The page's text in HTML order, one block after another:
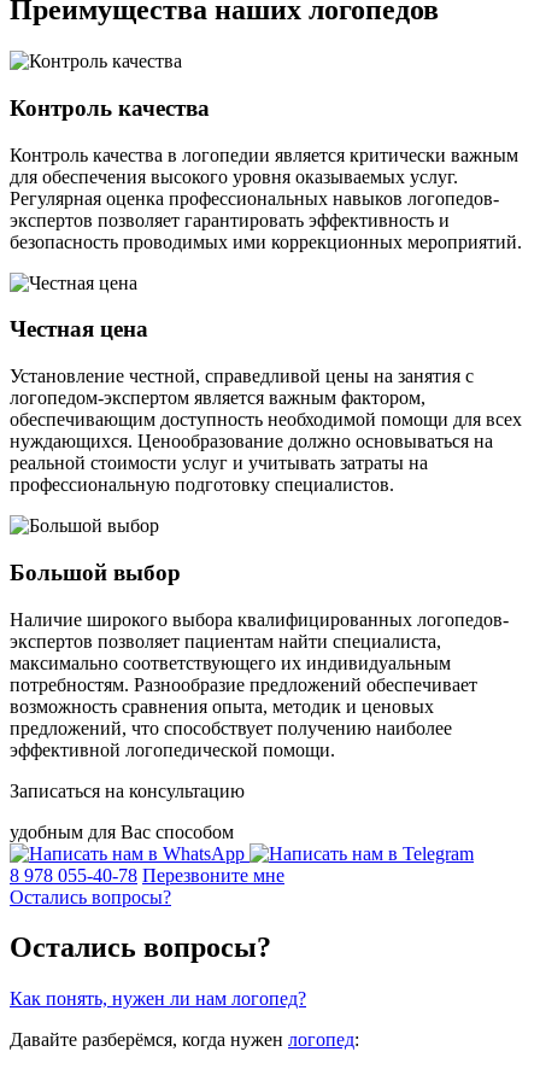
Преимущества наших логопедов
Контроль качества
Контроль качества в логопедии является критически важным
для обеспечения высокого уровня оказываемых услуг.
Регулярная оценка профессиональных навыков логопедов-
экспертов позволяет гарантировать эффективность и
безопасность проводимых ими коррекционных мероприятий.
Честная цена
Установление честной, справедливой цены на занятия с
логопедом-экспертом является важным фактором,
обеспечивающим доступность необходимой помощи для всех
нуждающихся. Ценообразование должно основываться на
реальной стоимости услуг и учитывать затраты на
профессиональную подготовку специалистов.
Большой выбор
Наличие широкого выбора квалифицированных логопедов-
экспертов позволяет пациентам найти специалиста,
максимально соответствующего их индивидуальным
потребностям. Разнообразие предложений обеспечивает
возможность сравнения опыта, методик и ценовых
предложений, что способствует получению наиболее
эффективной логопедической помощи.
Записаться на консультацию
удобным для Вас способом
8 978 055-40-78 Перезвоните мне
Остались вопросы?
Остались вопросы?
Как понять, нужен ли нам логопед?
Давайте разберёмся, когда нужен логопед: